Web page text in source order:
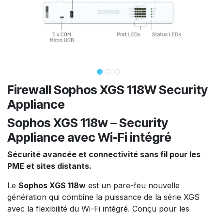
Firewall Sophos XGS 118W Security
Appliance
Sophos XGS 118w – Security
Appliance avec Wi-Fi intégré
Sécurité avancée et connectivité sans fil pour les
PME et sites distants.
Le Sophos XGS 118w est un pare-feu nouvelle
génération qui combine la puissance de la série XGS
avec la flexibilité du Wi-Fi intégré. Conçu pour les